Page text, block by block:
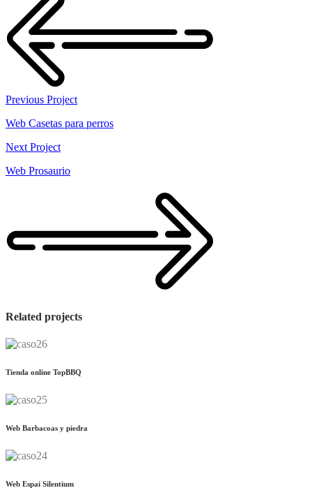
Previous Project
Web Casetas para perros
Next Project
Web Prosaurio
Related projects
Tienda online TopBBQ
Web Barbacoas y piedra
Web Espai Silentium